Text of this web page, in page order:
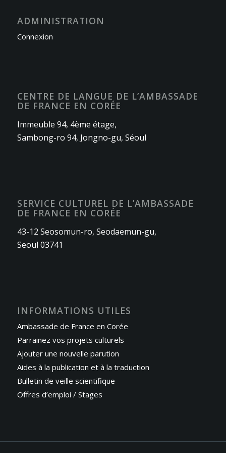
ADMINISTRATION
Connexion
CENTRE DE LANGUE DE L’AMBASSADE
DE FRANCE EN CORÉE
Immeuble 94, 4ème étage,
Sambong-ro 94, Jongno-gu, Séoul
SERVICE CULTUREL DE L’AMBASSADE
DE FRANCE EN CORÉE
43-12 Seosomun-ro, Seodaemun-gu,
Seoul 03741
INFORMATIONS UTILES
Ambassade de France en Corée
Parrainez vos projets culturels
Ajouter une nouvelle parution
Aides à la publication et à la traduction
Bulletin de veille scientifique
Offres d’emploi / Stages